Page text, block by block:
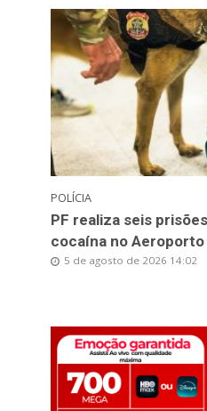
POLÍCIA
PF realiza seis
cocaína no Aeroporto
5 de agosto de 2026 14:02